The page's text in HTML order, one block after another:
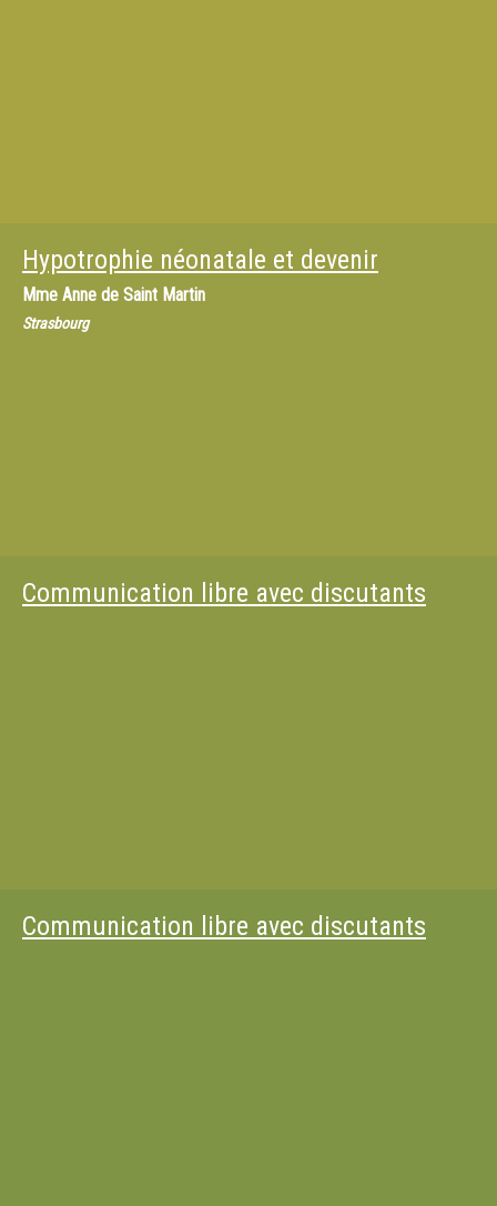
Hypotrophie néonatale et devenir
Mme Anne de Saint Martin
Strasbourg
Communication libre avec discutants
Communication libre avec discutants